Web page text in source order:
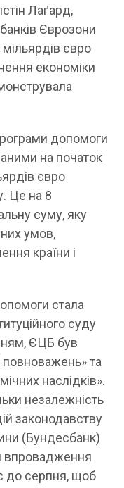
Лаґард,
Єврозони
євро
економіки
допомоги
на початок
дів євро
Це на 8
суму, яку
умов,
країни і
стала
суду
ЄЦБ був
та
наслідків».
незалежність
законодавству
(Бундесбанк)
впровадження
до серпня, щоб